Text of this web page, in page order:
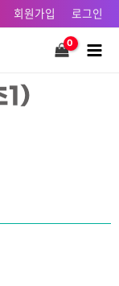
회원가입 로그인
Main
1)